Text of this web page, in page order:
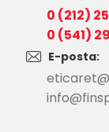
0 (212)
0 (541)
E-posta: